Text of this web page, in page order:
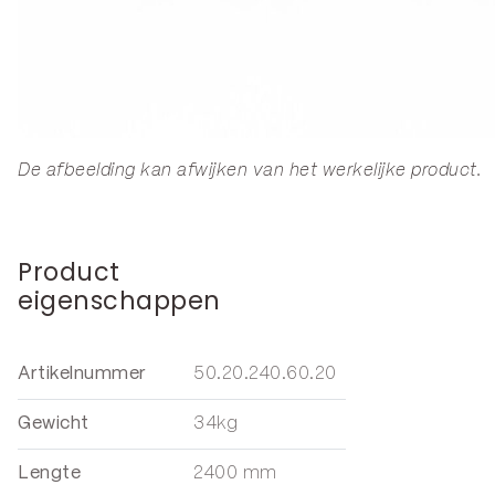
De afbeelding kan afwijken van het werkelijke product.
Product
eigenschappen
Artikelnummer 50.20.240.60.20
Gewicht 34kg
Lengte 2400 mm